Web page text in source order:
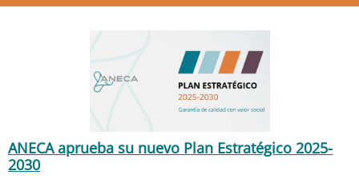
ANECA aprueba su nuevo Plan Estratégico 2025-
2030